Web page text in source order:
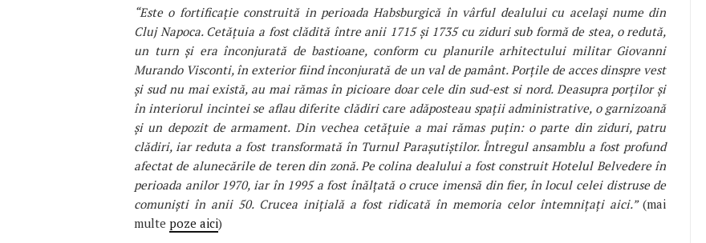
“Este o fortificație construită in perioada Habsburgică în vârful dealului cu același nume din
Cluj Napoca. Cetățuia a fost clădită între anii 1715 și 1735 cu ziduri sub formă de stea, o redută,
un turn și era înconjurată de bastioane, conform cu planurile arhitectului militar Giovanni
Murando Visconti, în exterior fiind înconjurată de un val de pamânt. Porțile de acces dinspre vest
și sud nu mai există, au mai rămas în picioare doar cele din sud-est si nord. Deasupra porților și
în interiorul incintei se aflau diferite clădiri care adăposteau spații administrative, o garnizoană
și un depozit de armament. Din vechea cetățuie a mai rămas puțin: o parte din ziduri, patru
clădiri, iar reduta a fost transformată în Turnul Parașutiștilor. Întregul ansamblu a fost profund
afectat de alunecările de teren din zonă. Pe colina dealului a fost construit Hotelul Belvedere în
perioada anilor 1970, iar în 1995 a fost înălțată o cruce imensă din fier, în locul celei distruse de
comuniști în anii 50. Crucea inițială a fost ridicată în memoria celor întemnițați aici.”(mai
multe poze aici)